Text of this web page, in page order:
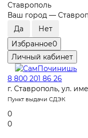
Ставрополь
Ваш город —
Избранное0
Личный кабинет
8 800 201 86 26
г. Ставрополь, ул.
Пункт выдачи СДЭК
0
0